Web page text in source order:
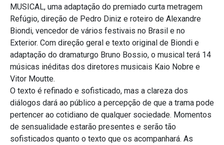
MUSICAL, uma adaptação do premiado curta metragem
Refúgio, direção de Pedro Diniz e roteiro de Alexandre
Biondi, vencedor de vários festivais no Brasil e no
Exterior. Com direção geral e texto original de Biondi e
adaptação do dramaturgo Bruno Bossio, o musical terá 14
músicas inéditas dos diretores musicais Kaio Nobre e
Vitor Moutte.
O texto é refinado e sofisticado, mas a clareza dos
diálogos dará ao público a percepção de que a trama pode
pertencer ao cotidiano de qualquer sociedade. Momentos
de sensualidade estarão presentes e serão tão
sofisticados quanto o texto que os acompanhará. As